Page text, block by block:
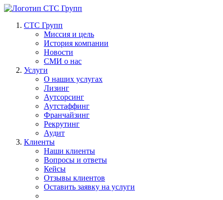
СТС Групп
Миссия и цель
История компании
Новости
СМИ о нас
Услуги
О наших услугах
Лизинг
Аутсорсинг
Аутстаффинг
Франчайзинг
Рекрутинг
Аудит
Клиенты
Наши клиенты
Вопросы и ответы
Кейсы
Отзывы клиентов
Оставить заявку на услуги